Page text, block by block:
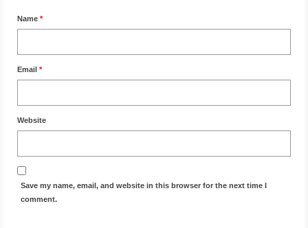
Name *
Email *
Website
Save my name, email, and website in this browser for the next time I
comment.